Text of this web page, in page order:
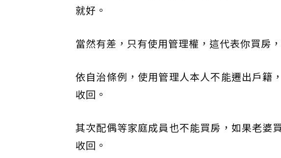
就好。
當然有差，只有使用管理權，這代表你買房
依自治條例，使用管理人本人不能遷出戶籍
收回。
其次配偶等家庭成員也不能買房，如果老婆
收回。